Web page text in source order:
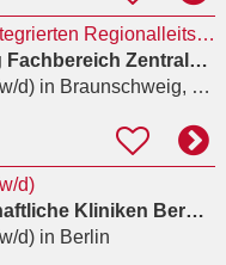
Disponent:in in der Integrierten Regionalleitstelle Braunschweig / Peine
Stadt Braunschweig Fachbereich Zentrale Dienste
d)in Braunschweig, Zentrum
d)
Berufsgenossenschaftliche Kliniken Bergmannstrost
d)in Berlin